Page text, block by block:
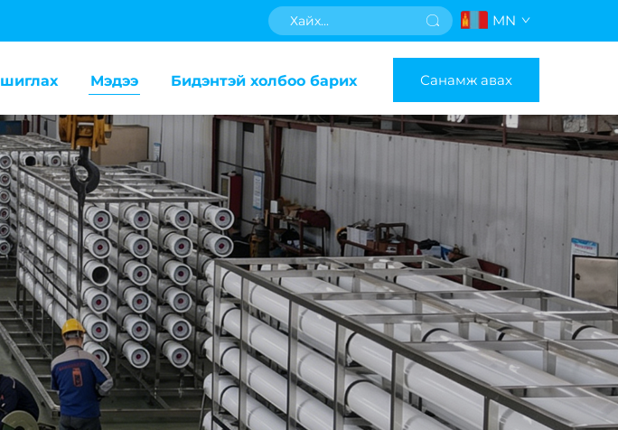
MN
Мэдээ Бидэнтэй холбоо барих Санамж авах